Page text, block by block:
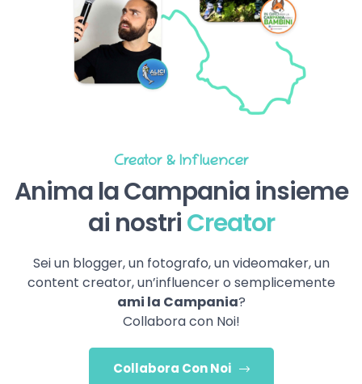
Creator & Influencer
Anima la Campania insieme
ai nostriCreator
Sei un blogger, un fotografo, un videomaker, un
content creator, un’influencer o semplicemente
ami la Campania?
Collabora con Noi!
Collabora Con Noi